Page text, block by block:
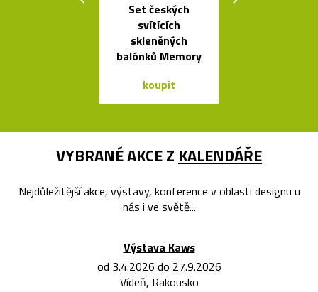
Set českých
svítících
skleněných
balónků Memory
koupit
VYBRANÉ AKCE Z KALENDÁŘE
Nejdůležitější akce, výstavy, konference v oblasti designu u
nás i ve světě...
Výstava Kaws
od 3.4.2026 do 27.9.2026
Vídeň, Rakousko